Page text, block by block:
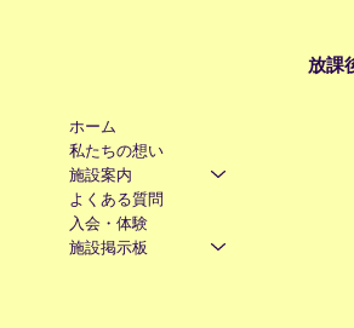
ホーム
私たちの想い
施設案内
よくある質問
入会・体験
施設掲示板
放課